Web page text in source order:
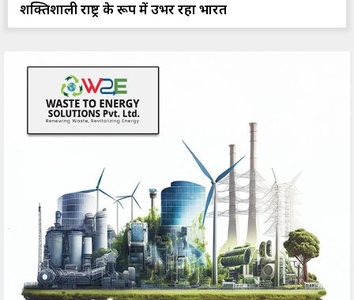
शक्तिशाली राष्ट्र के रूप में उभर रहा भारत